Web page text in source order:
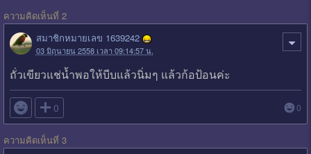
ความคิดเห็นที่ 2
สมาชิกหมายเลข 1639242
03 มิถุนายน 2558 เวลา 09:14:57 น.
ถั่วเขียวแช่น้ำพอให้บีบแล้วนิ่มๆ แล้วก้อป้อนค่ะ
 0 0
ความคิดเห็นที่ 3